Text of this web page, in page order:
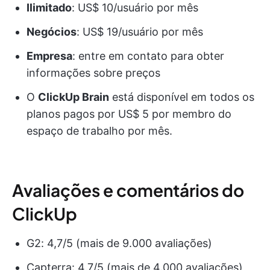
Ilimitado: US$ 10/usuário por mês
Negócios: US$ 19/usuário por mês
Empresa: entre em contato para obter
informações sobre preços
O ClickUp Brain está disponível em todos os
planos pagos por US$ 5 por membro do
espaço de trabalho por mês.
Avaliações e comentários do
ClickUp
G2: 4,7/5 (mais de 9.000 avaliações)
Capterra: 4,7/5 (mais de 4.000 avaliações)